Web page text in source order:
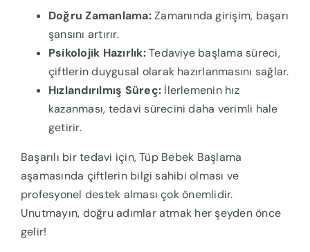
Doğru Zamanlama:Zamanında girişim, başarı
şansını artırır.
Psikolojik Hazırlık:Tedaviye başlama süreci,
çiftlerin duygusal olarak hazırlanmasını sağlar.
Hızlandırılmış Süreç: İlerlemenin hız
kazanması, tedavi sürecini daha verimli hale
getirir.
Başarılı bir tedavi için, Tüp Bebek Başlama
aşamasında çiftlerin bilgi sahibi olması ve
profesyonel destek alması çok önemlidir.
Unutmayın, doğru adımlar atmak her şeyden önce
gelir!